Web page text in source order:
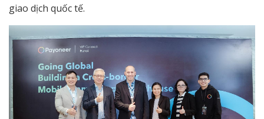
giao dịch quốc tế.